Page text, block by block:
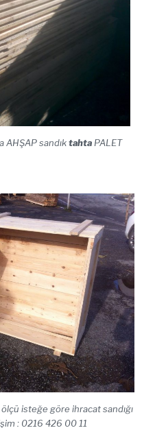
AHŞAP sandıktahta PALET
ölçü isteğe göre ihracat sandığı
: 0216 426 00 11